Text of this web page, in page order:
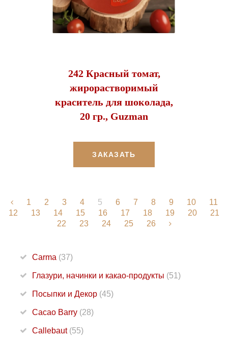
242 Красный томат,
жирорастворимый
краситель для шоколада,
20 гр., Guzman
ЗАКАЗАТЬ
1 2 3 4 5 6 7 8 9 10
11
12
13 14 15 16 17 18 19 20
21
22
23 24 25 26
Carma (37)
Глазури, начинки и какао-продукты (51)
Посыпки и Декор (45)
Cacao Barry (28)
Callebaut (55)